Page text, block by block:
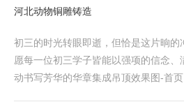
河北动物铜雕铸造
初三的时光转眼即逝，但恰是这片晌的
愿每一位初三学子皆能以强项的信念
动书写芳华的华章集成吊顶效果图-首